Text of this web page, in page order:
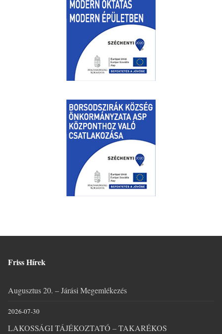
Friss Hírek
Augusztus 20. – Járási Megemlékezés
2026-07-30
LAKOSSÁGI TÁJÉKOZTATÓ – TAKARÉKOS